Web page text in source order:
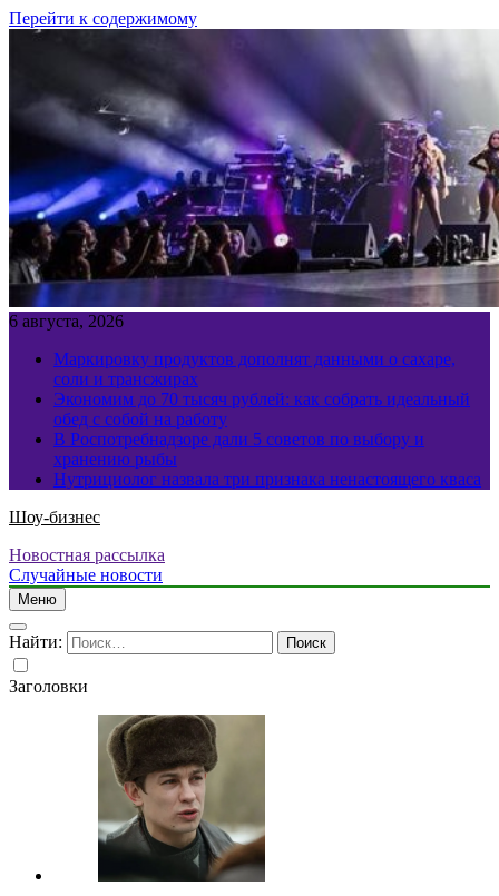
Перейти к содержимому
6 августа, 2026
Маркировку продуктов дополнят данными о сахаре,
соли и трансжирах
Экономим до 70 тысяч рублей: как собрать идеальный
обед с собой на работу
В Роспотребнадзоре дали 5 советов по выбору и
хранению рыбы
Нутрициолог назвала три признака ненастоящего кваса
Шоу-бизнес
Новостная рассылка
Случайные новости
Меню
Найти:
Заголовки